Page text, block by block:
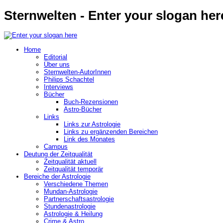
Sternwelten - Enter your slogan
Home
Editorial
Über uns
Sternwelten-AutorInnen
Philips Schachtel
Interviews
Bücher
Buch-Rezensionen
Astro-Bücher
Links
Links zur Astrologie
Links zu ergänzenden Bereichen
Link des Monates
Campus
Deutung der Zeitqualität
Zeitqualität aktuell
Zeitqualität temporär
Bereiche der Astrologie
Verschiedene Themen
Mundan-Astrologie
Partnerschaftsastrologie
Stundenastrologie
Astrologie & Heilung
Crime & Astro